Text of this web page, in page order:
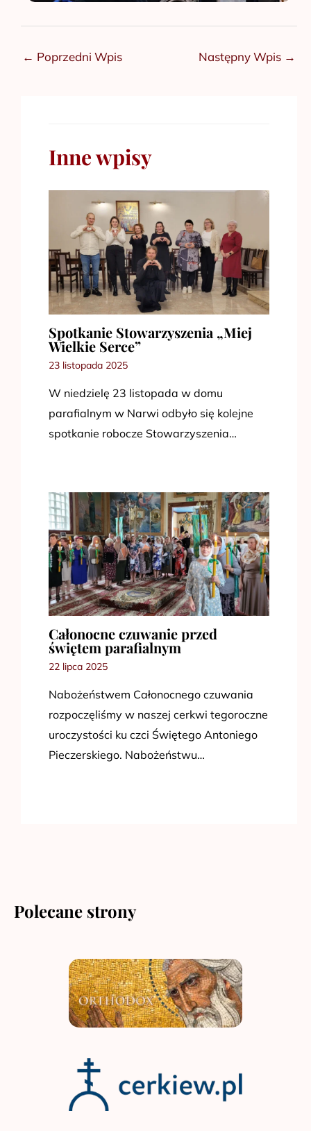
← Poprzedni Wpis Następny Wpis →
Inne wpisy
Spotkanie Stowarzyszenia „Miej
Wielkie Serce”
23 listopada 2025
W niedzielę 23 listopada w domu
parafialnym w Narwi odbyło się kolejne
spotkanie robocze Stowarzyszenia…
Całonocne czuwanie przed
świętem parafialnym
22 lipca 2025
Nabożeństwem Całonocnego czuwania
rozpoczęliśmy w naszej cerkwi tegoroczne
uroczystości ku czci Świętego Antoniego
Pieczerskiego. Nabożeństwu…
Polecane strony